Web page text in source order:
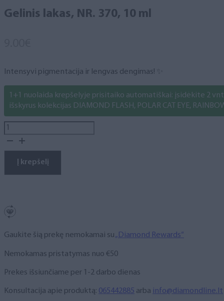
Gelinis lakas, NR. 370, 10 ml
Intensyvi pigmentacija ir lengvas dengimas! ✨
1+1 nuolaida krepšelyje prisitaiko automatiškai: įsidėkite 2
išskyrus kolekcijas DIAMOND FLASH, POLAR CAT EYE,
produkto
kiekis:
lakas,
Į krepšelį
Gaukite šią prekę nemokamai su„Diamond Rewards“
Nemokamas pristatymas nuo €50
Prekes išsiunčiame per 1-2 darbo dienas
Konsultacija apie produktą: 065442885 arba info@diamondline.lt